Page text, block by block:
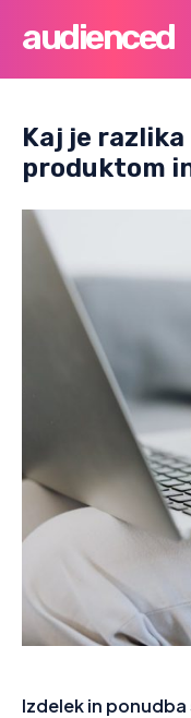
audienced
Kaj je
produktom
Izdelek in